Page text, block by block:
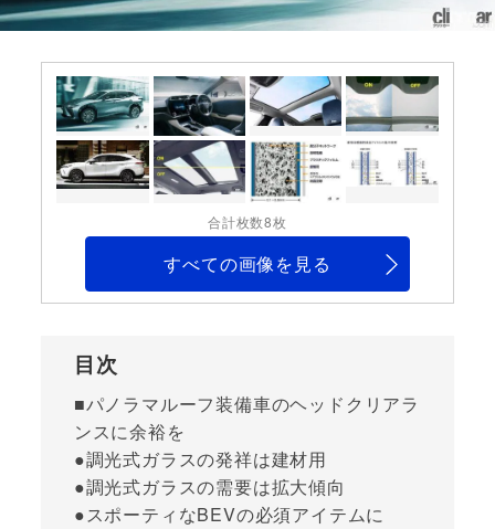
合計枚数8枚
すべての画像を見る
目次
■パノラマルーフ装備車のヘッドクリアラ
ンスに余裕を
●調光式ガラスの発祥は建材用
●調光式ガラスの需要は拡大傾向
●スポーティなBEVの必須アイテムに